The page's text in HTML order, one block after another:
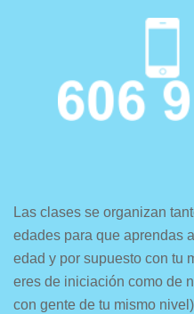
Las clases se organizan
edades para que aprendas
edad y por supuesto con tu
eres de iniciación como de
con gente de tu mismo nivel)